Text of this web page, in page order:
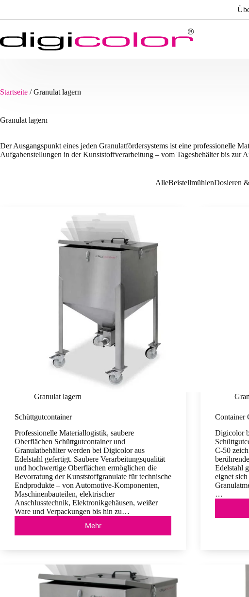
springen
Startseite /Granulat lagern
Granulat lagern
Der Ausgangspunkt eines jeden Granulatfördersystems ist eine professionelle
Aufgabenstellungen in der Kunststoffverarbeitung – vom Tagesbehälter bis zur
AlleBeistellmühlenDosieren
Granulat lagern
Schüttgutcontainer
Professionelle Materiallogistik, saubere
Oberflächen Schüttgutcontainer und
Granulatbehälter werden bei Digicolor aus
Edelstahl gefertigt. Saubere Verarbeitungsqualität
und hochwertige Oberflächen ermöglichen die
Bevorratung der Kunststoffgranulate für technische
Endprodukte – von Automotive-Komponenten,
Maschinenbauteilen, elektrischer
Anschlusstechnik, Elektronikgehäusen, weißer
Ware und Verpackungen bis hin zu…
Mehr
Schüttgutcontainer
Container
Digicolor
C-50
Edelstahl
eignet
…